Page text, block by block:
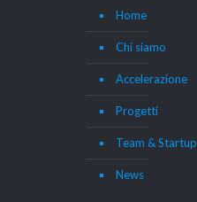
Home
Chi siamo
Accelerazione
Progetti
Team & Startup
News